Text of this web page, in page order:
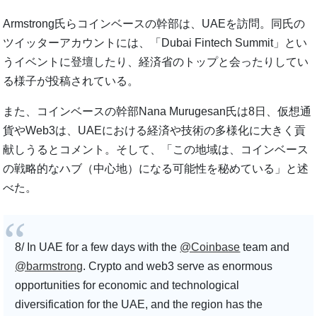
Armstrong氏らコインベースの幹部は、UAEを訪問。同氏の
ツイッターアカウントには、「Dubai Fintech Summit」とい
うイベントに登壇したり、経済省のトップと会ったりしてい
る様子が投稿されている。
また、コインベースの幹部Nana Murugesan氏は8日、仮想通
貨やWeb3は、UAEにおける経済や技術の多様化に大きく貢
献しうるとコメント。そして、「この地域は、コインベース
の戦略的なハブ（中心地）になる可能性を秘めている」と述
べた。
8/ In UAE for a few days with the @Coinbase team and
@barmstrong. Crypto and web3 serve as enormous
opportunities for economic and technological
diversification for the UAE, and the region has the